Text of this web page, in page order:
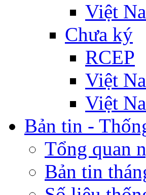
Việt
Chưa ký
RCEP
Việt
Việt
Bản tin -
Tổng quan
Bản tin